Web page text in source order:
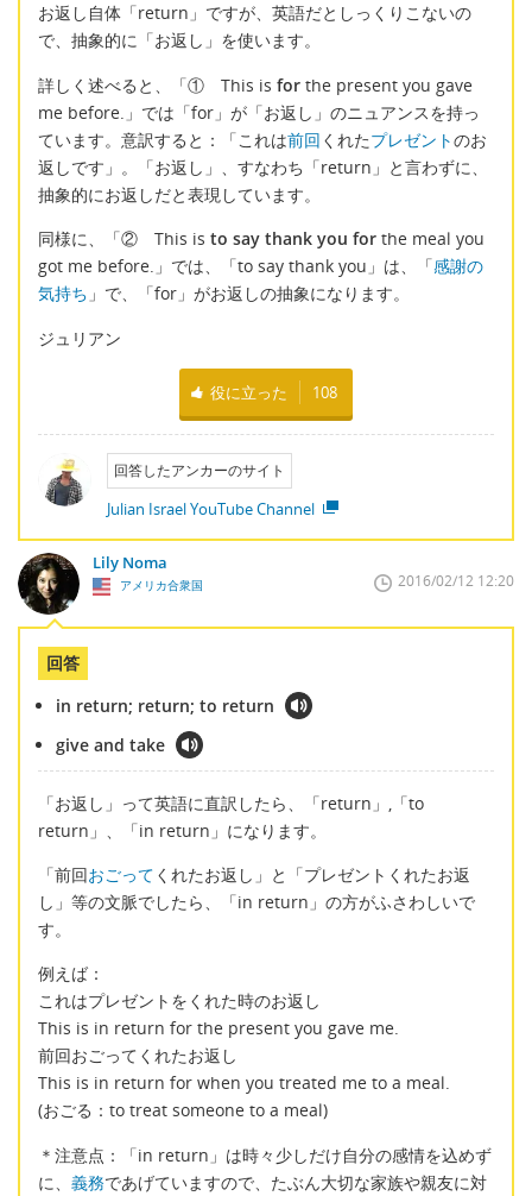
お返し自体「return」ですが、英語だとしっくりこないの
で、抽象的に「お返し」を使います。
詳しく述べると、「① This is for the present you gave
me before.」では「for」が「お返し」のニュアンスを持っ
ています。意訳すると：「これは前回 くれたプレゼントのお
返しです」。「お返し」、すなわち「return」と言わずに、
抽象的にお返しだと表現しています。
同様に、「② This is to say thank you for the meal you
got me before.」では、「to say thank you」は、「感謝の
気持ち 」で、「for」がお返しの抽象になります。
ジュリアン
役に立った 108
回答したアンカーのサイト
Julian Israel YouTube Channel
Lily Noma
アメリカ合衆国 2016/02/12 12:20
回答
in return; return; to return
give and take
「お返し」って英語に直訳したら、「return」,「to
return」、「in return」になります。
「前回おごって くれたお返し」と「プレゼントくれたお返
し」等の文脈でしたら、「in return」の方がふさわしいで
す。
例えば：
これはプレゼントをくれた時のお返し
This is in return for the present you gave me.
前回おごってくれたお返し
This is in return for when you treated me to a meal.
(おごる：to treat someone to a meal)
＊注意点：「in return」は時々少しだけ自分の感情を込めず
に、 義務であげていますので、たぶん大切な家族や親友に対